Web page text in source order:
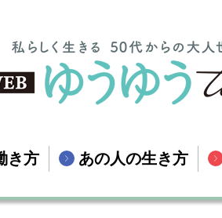
き方 あの人の生き方